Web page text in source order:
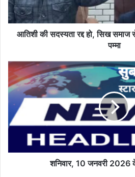
से
माफी
सिंह
पम्मा
आतिशी की सदस्यता रद्द हो, सिख समाज
पम्मा
शनिवार,
10
जनवरी
2026
मुख्य
समाचार
शनिवार, 10 जनवरी 2026